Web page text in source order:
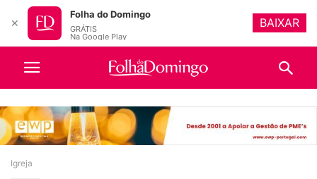
Igreja
✕
Folha do Domingo
GRÁTIS
Na Google Play
BAIXAR